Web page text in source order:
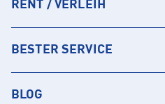
RENT / VERLEIH
BESTER SERVICE
BLOG